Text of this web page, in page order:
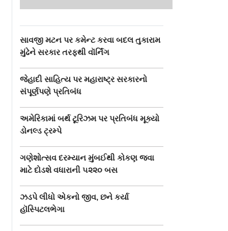
સાવજી મટન પર કમેન્ટ કરવા બદલ તુકારામ
મુંઢેને સરકાર તરફથી વૉર્નિંગ
જેહાદી સાહિત્ય પર મહારાષ્ટ્ર સરકારનો
સંપૂર્ણપણે પ્રતિબંધ
અમેરિકામાં બર્થ ટૂરિઝમ પર પ્રતિબંધ મૂક્યો
ડોનલ્ડ ટ્રમ્પે
ગણેશોત્સવ દરમ્યાન મુંબઈથી કોકણ જવા
માટે દોડશે વધારાની ૫૨૨૦ બસ
ઝડપે લીધો એકનો જીવ, છને કર્યા
હૉસ્પિટલભેગા